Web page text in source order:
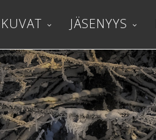
KUVAT JÄSENYYS